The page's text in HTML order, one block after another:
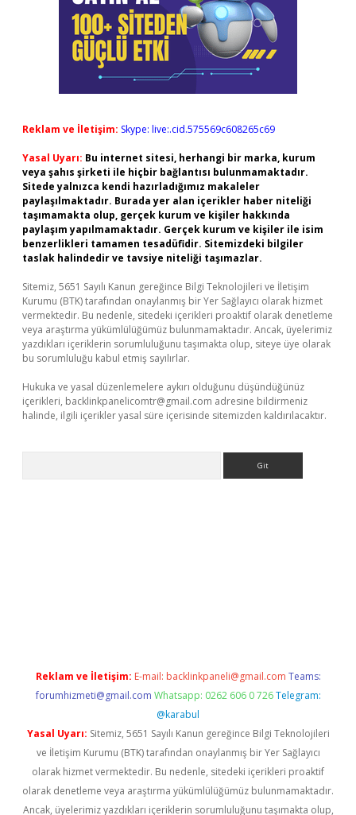
Reklam ve İletişim: Skype: live:.cid.575569c608265c69
Yasal Uyarı: Bu internet sitesi, herhangi bir marka, kurum
veya şahıs şirketi ile hiçbir bağlantısı bulunmamaktadır.
Sitede yalnızca kendi hazırladığımız makaleler
paylaşılmaktadır. Burada yer alan içerikler haber niteliği
taşımamakta olup, gerçek kurum ve kişiler hakkında
paylaşım yapılmamaktadır. Gerçek kurum ve kişiler ile isim
benzerlikleri tamamen tesadüfidir. Sitemizdeki bilgiler
taslak halindedir ve tavsiye niteliği taşımazlar.
Sitemiz, 5651 Sayılı Kanun gereğince Bilgi Teknolojileri ve İletişim
Kurumu (BTK) tarafından onaylanmış bir Yer Sağlayıcı olarak hizmet
vermektedir. Bu nedenle, sitedeki içerikleri proaktif olarak denetleme
veya araştırma yükümlülüğümüz bulunmamaktadır. Ancak, üyelerimiz
yazdıkları içeriklerin sorumluluğunu taşımakta olup, siteye üye olarak
bu sorumluluğu kabul etmiş sayılırlar.
Hukuka ve yasal düzenlemelere aykırı olduğunu düşündüğünüz
içerikleri, backlinkpanelicomtr@gmail.com adresine bildirmeniz
halinde, ilgili içerikler yasal süre içerisinde sitemizden kaldırılacaktır.
Reklam ve İletişim: E-mail: backlinkpaneli@gmail.com Teams:
forumhizmeti@gmail.com Whatsapp: 0262 606 0 726 Telegram:
@karabul
Yasal Uyarı: Sitemiz, 5651 Sayılı Kanun gereğince Bilgi Teknolojileri
ve İletişim Kurumu (BTK) tarafından onaylanmış bir Yer Sağlayıcı
olarak hizmet vermektedir. Bu nedenle, sitedeki içerikleri proaktif
olarak denetleme veya araştırma yükümlülüğümüz bulunmamaktadır.
Ancak, üyelerimiz yazdıkları içeriklerin sorumluluğunu taşımakta olup,